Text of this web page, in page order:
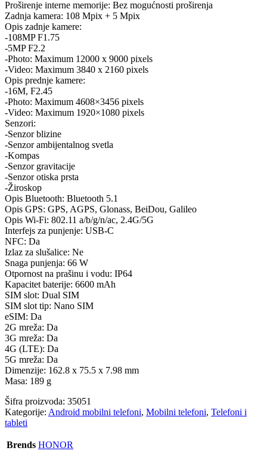
Proširenje interne memorije: Bez mogućnosti proširenja
Zadnja kamera: 108 Mpix + 5 Mpix
Opis zadnje kamere:
-108MP F1.75
-5MP F2.2
-Photo: Maximum 12000 x 9000 pixels
-Video: Maximum 3840 x 2160 pixels
Opis prednje kamere:
-16M, F2.45
-Photo: Maximum 4608×3456 pixels
-Video: Maximum 1920×1080 pixels
Senzori:
-Senzor blizine
-Senzor ambijentalnog svetla
-Kompas
-Senzor gravitacije
-Senzor otiska prsta
-Žiroskop
Opis Bluetooth: Bluetooth 5.1
Opis GPS: GPS, AGPS, Glonass, BeiDou, Galileo
Opis Wi-Fi: 802.11 a/b/g/n/ac, 2.4G/5G
Interfejs za punjenje: USB-C
NFC: Da
Izlaz za slušalice: Ne
Snaga punjenja: 66 W
Otpornost na prašinu i vodu: IP64
Kapacitet baterije: 6600 mAh
SIM slot: Dual SIM
SIM slot tip: Nano SIM
eSIM: Da
2G mreža: Da
3G mreža: Da
4G (LTE): Da
5G mreža: Da
Dimenzije: 162.8 x 75.5 x 7.98 mm
Masa: 189 g
Šifra proizvoda: 35051
Kategorije: Android mobilni telefoni, Mobilni telefoni, Telefoni i
tableti
Brends HONOR